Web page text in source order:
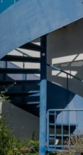
Leben in Eppstein